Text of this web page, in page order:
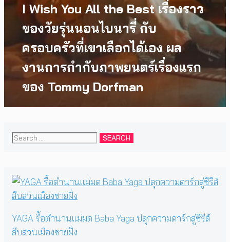
I Wish You All the Best เรื่องราว
ของวัยรุ่นนอนไบนารี่ กับ
ครอบครัวที่เขาเลือกได้เอง ผล
งานการกำกับภาพยนตร์เรื่องแรก
ของ Tommy Dorfman
Search
YAGA รื้อตำนานแม่มด Baba Yaga ปลุกความดาร์กสู่ซีรีส์
สืบสวนเมืองชายฝั่ง